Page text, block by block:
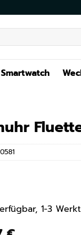
Smartwatch
1-3